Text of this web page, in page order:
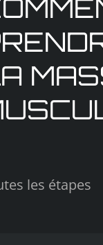
les étapes